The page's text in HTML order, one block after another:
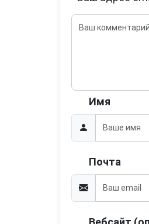
Имя
Почта